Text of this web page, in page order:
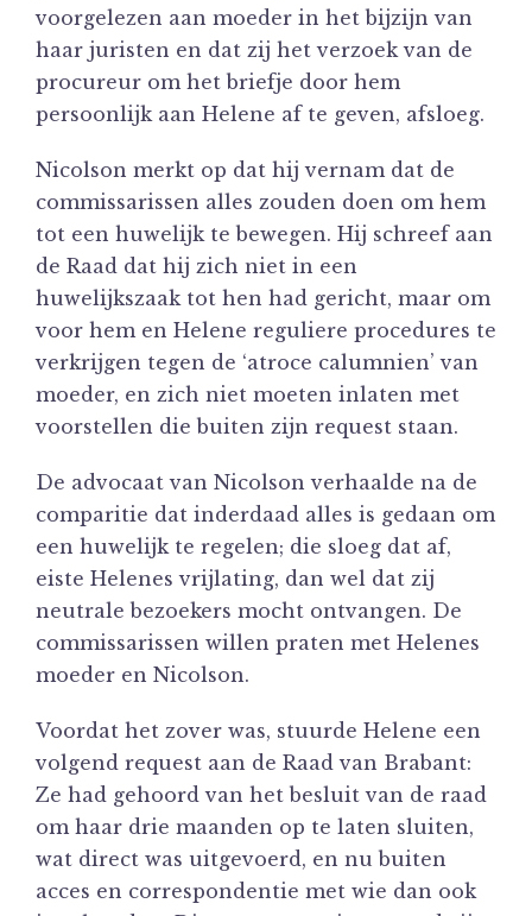
voorgelezen aan moeder in het bijzijn van
haar juristen en dat zij het verzoek van de
procureur om het briefje door hem
persoonlijk aan Helene af te geven, afsloeg.
Nicolson merkt op dat hij vernam dat de
commissarissen alles zouden doen om hem
tot een huwelijk te bewegen. Hij schreef aan
de Raad dat hij zich niet in een
huwelijkszaak tot hen had gericht, maar om
voor hem en Helene reguliere procedures te
verkrijgen tegen de ‘atroce calumnien’ van
moeder, en zich niet moeten inlaten met
voorstellen die buiten zijn request staan.
De advocaat van Nicolson verhaalde na de
comparitie dat inderdaad alles is gedaan om
een huwelijk te regelen; die sloeg dat af,
eiste Helenes vrijlating, dan wel dat zij
neutrale bezoekers mocht ontvangen. De
commissarissen willen praten met Helenes
moeder en Nicolson.
Voordat het zover was, stuurde Helene een
volgend request aan de Raad van Brabant:
Ze had gehoord van het besluit van de raad
om haar drie maanden op te laten sluiten,
wat direct was uitgevoerd, en nu buiten
acces en correspondentie met wie dan ook